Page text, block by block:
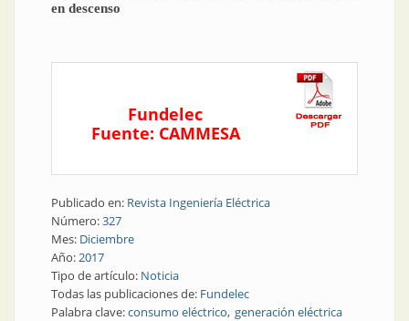
en descenso
Fundelec
Fuente: CAMMESA
Publicado en: Revista Ingeniería Eléctrica
Número:327
Mes: Diciembre
Año:2017
Tipo de artículo: Noticia
Todas las publicaciones de: Fundelec
Palabra clave:consumo eléctrico generación eléctrica